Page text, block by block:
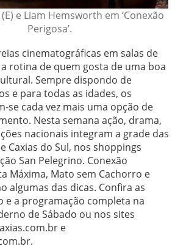
e Liam Hemsworth em ‘Conexão
Perigosa’.
cinematográficas em salas de
rotina de quem gosta de uma boa
Sempre dispondo de
e para todas as idades, os
se cada vez mais uma opção de
Nesta semana ação, drama,
nacionais integram a grade das
Caxias do Sul, nos shoppings
San Pelegrino. Conexão
Máxima, Mato sem Cachorro e
algumas das dicas. Confira as
e a programação completa na
de Sábado ou nos sites
e